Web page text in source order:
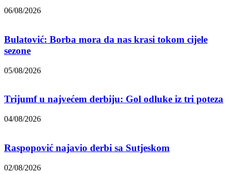
06/08/2026
Bulatović: Borba mora da nas krasi tokom cijele
sezone
05/08/2026
Trijumf u najvećem derbiju: Gol odluke iz tri poteza
04/08/2026
Raspopović najavio derbi sa Sutjeskom
02/08/2026